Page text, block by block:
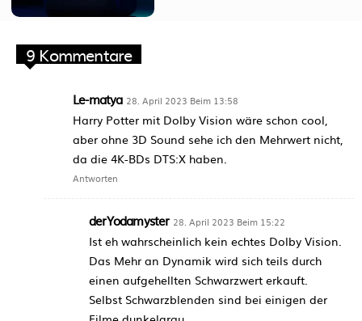
9 Kommentare
Le-matya 28. April 2023 Beim 13:58
Harry Potter mit Dolby Vision wäre schon cool,
aber ohne 3D Sound sehe ich den Mehrwert nicht,
da die 4K-BDs DTS:X haben.
Antworten
derYodamyster 28. April 2023 Beim 15:22
Ist eh wahrscheinlich kein echtes Dolby Vision.
Das Mehr an Dynamik wird sich teils durch
einen aufgehellten Schwarzwert erkauft.
Selbst Schwarzblenden sind bei einigen der